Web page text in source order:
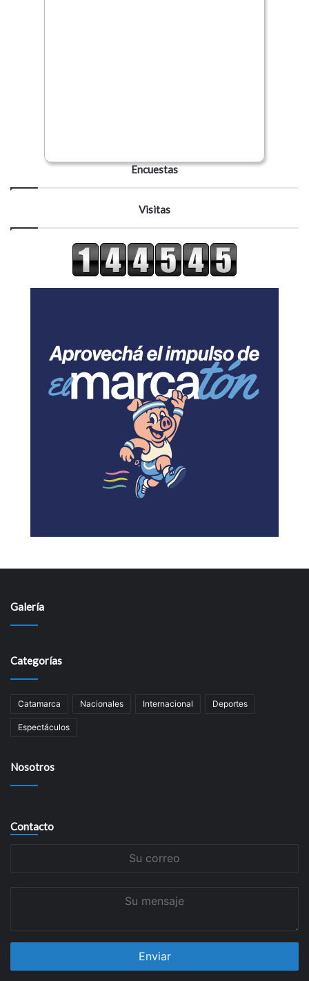
Encuestas
Visitas
Galería
Categorías
Catamarca Nacionales Internacional Deportes
Espectáculos
Nosotros
Contacto